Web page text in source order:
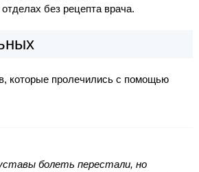
без рецепта врача.
которые пролечились с помощью
болеть перестали, но